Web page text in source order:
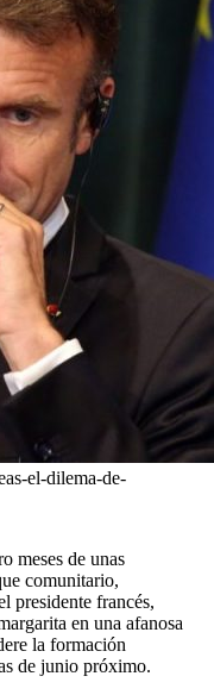
el-dilema-de-
meses de unas
comunitario,
presidente francés,
en una afanosa
la formación
de junio próximo.